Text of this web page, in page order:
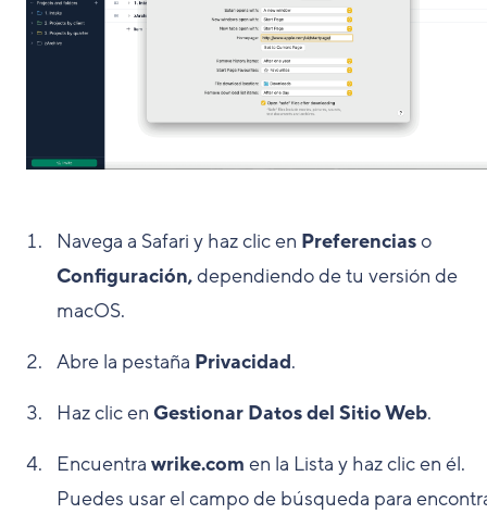
Navega a Safari y haz clic en Preferenciaso
Configuración,dependiendo de tu versión de
macOS.
Abre la pestaña Privacidad.
Haz clic en Gestionar Datos del Sitio Web.
Encuentra wrike.com en la Lista y haz clic en él.
Puedes usar el campo de búsqueda para